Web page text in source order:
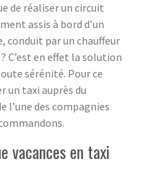
de réaliser un circuit
assis à bord d’un
conduit par un chauffeur
C’est en effet la solution
sérénité. Pour ce
un taxi auprès du
l’une des compagnies
vacances en taxi